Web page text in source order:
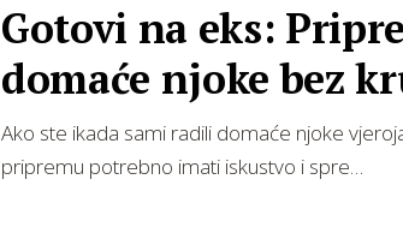
Gotovi na eks:
domaće njoke bez
Ako ste ikada sami radili domaće njoke
pripremu potrebno imati iskustvo i spre…